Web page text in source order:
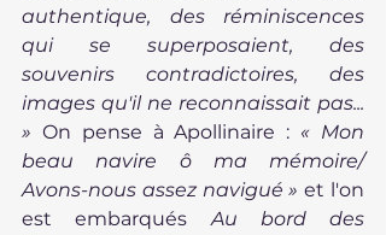
authentique, des réminiscences
qui se superposaient, des
souvenirs contradictoires, des
images qu'il ne reconnaissait pas...
» On pense à Apollinaire : « Mon
beau navire ô ma mémoire/
Avons-nous assez navigué » et l'on
est embarqués Au bord des